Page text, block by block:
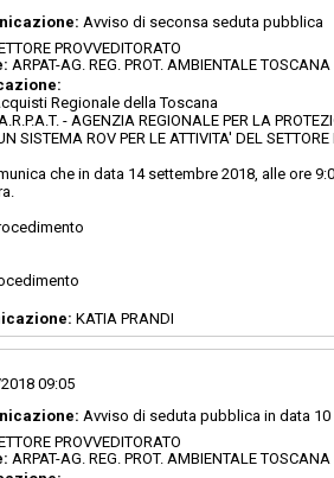
Avviso di seconsa seduta pubblica
PROVVEDITORATO
ARPAT-AG. REG. PROT. AMBIENTALE TOSCANA
Regionale della Toscana
- AGENZIA REGIONALE PER LA
SISTEMA ROV PER LE ATTIVITA' DEL
che in data 14 settembre 2018, alle ore
KATIA PRANDI
09:05
Avviso di seduta pubblica in data
PROVVEDITORATO
ARPAT-AG. REG. PROT. AMBIENTALE TOSCANA